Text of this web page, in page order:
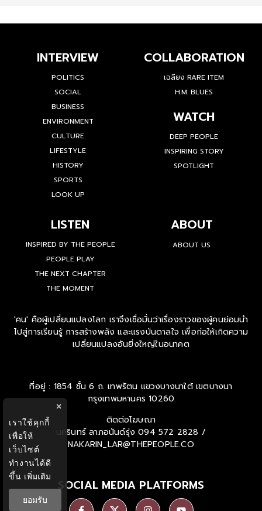
INTERVIEW
POLITICS
SOCIAL
BUSINESS
ENVIRONMENT
CULTURE
LIFESTYLE
HISTORY
SPORTS
LOOK UP
COLLABORATION
เฉลียง RARE ITEM
H.M. BLUES
WATCH
DEEP PEOPLE
INSPIRING STORY
SPOTLIGHT
LISTEN
INSPIRED BY THE PEOPLE
PEOPLE PLAY
THE NEXT CHAPTER
THE MOMENT
ABOUT
ABOUT US
'คน' คือผู้เปลี่ยนแปลงโลก เราจึงเชื่อมั่นว่าเรื่องราวของผู้คนย่อมนำ
ไปสู่การเรียนรู้ การสร้างพลัง และแรงบันดาลใจ เพื่อก่อให้เกิดความ
เปลี่ยนแปลงอันยิ่งใหญ่ในอนาคต
ที่อยู่ : 1854 ชั้น 6 ถ. เทพรัตน แขวงบางนาใต้ เขตบางนา
กรุงเทพมหานคร 10260
ติดต่อโฆษณา
นครินทร์ ลาภอนันด์รุ่ง 094 572 2828 /
NAKARIN_LAR@THEPEOPLE.CO
SOCIAL MEDIA PLATFORMS
×
เราใช้คุกกี้
เพื่อให้
เว็บไซต์
ทำงานได้ดี
ขึ้น เพิ่มเติม
ยอมรับ